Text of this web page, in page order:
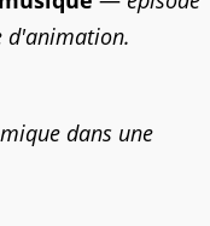
d'animation.
dans une